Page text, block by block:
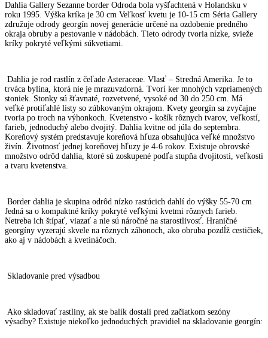
Dahlia Gallery Sezanne border Odroda bola vyšľachtená v Holandsku v
roku 1995. Výška kríka je 30 cm Veľkosť kvetu je 10-15 cm Séria Gallery
združuje odrody georgín novej generácie určené na ozdobenie predného
okraja obruby a pestovanie v nádobách. Tieto odrody tvoria nízke, svieže
kríky pokryté veľkými súkvetiami.
Dahlia je rod rastlín z čeľade Asteraceae. Vlasť – Stredná Amerika. Je to
trváca bylina, ktorá nie je mrazuvzdorná. Tvorí ker mnohých vzpriamených
stoniek. Stonky sú šťavnaté, rozvetvené, vysoké od 30 do 250 cm. Má
veľké protiľahlé listy so zúbkovaným okrajom. Kvety georgín sa zvyčajne
tvoria po troch na výhonkoch. Kvetenstvo - košík rôznych tvarov, veľkostí,
farieb, jednoduchý alebo dvojitý. Dahlia kvitne od júla do septembra.
Koreňový systém predstavuje koreňová hľuza obsahujúca veľké množstvo
živín. Životnosť jednej koreňovej hľuzy je 4-6 rokov. Existuje obrovské
množstvo odrôd dahlia, ktoré sú zoskupené podľa stupňa dvojitosti, veľkosti
a tvaru kvetenstva.
Border dahlia je skupina odrôd nízko rastúcich dahlí do výšky 55-70 cm
Jedná sa o kompaktné kríky pokryté veľkými kvetmi rôznych farieb.
Netreba ich štípať, viazať a nie sú náročné na starostlivosť. Hraničné
georgíny vyzerajú skvele na rôznych záhonoch, ako obruba pozdĺž cestičiek,
ako aj v nádobách a kvetináčoch.
Skladovanie pred výsadbou
Ako skladovať rastliny, ak ste balík dostali pred začiatkom sezóny
výsadby? Existuje niekoľko jednoduchých pravidiel na skladovanie georgín: